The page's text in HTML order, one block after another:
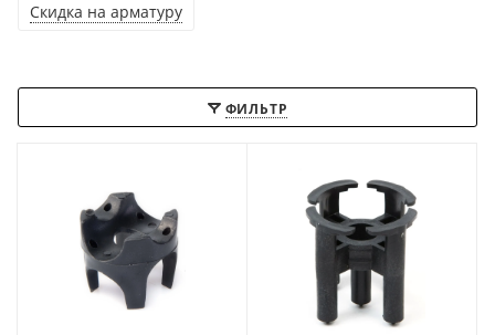
Скидка на арматуру
ФИЛЬТР